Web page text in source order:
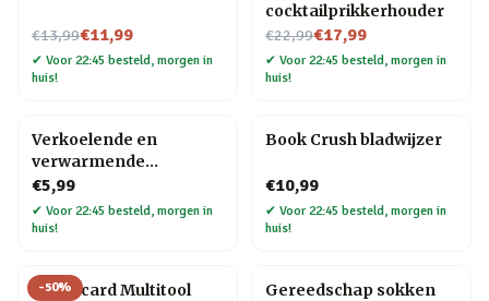
€13,99
Nu voor€11,99
✔ Voor 22:45 besteld, morgen in
huis!
cocktailprikkerhouder
€22,99
Nu voor€17,99
✔ Voor 22:45 besteld, morgen in
huis!
Verkoelende en
verwarmende
hoofdband
€5,99
✔ Voor 22:45 besteld, morgen in
huis!
Book Crush bladwijzer
€10,99
✔ Voor 22:45 besteld, morgen in
huis!
-50%
Creditcard Multitool Gereedschap sokken